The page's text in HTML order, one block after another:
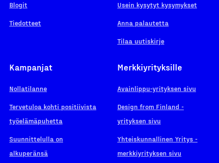
Blogit
Tiedotteet
Usein kysytyt kysymykset
Anna palautetta
Tilaa uutiskirje
Kampanjat
Nollatilanne
Tervetuloa kohti positiivista
työelämäpuhetta
Suunnittelulla on
alkuperänsä
Merkkiyrityksille
Avainlippu-yrityksen sivu
Design from Finland -
yrityksen sivu
Yhteiskunnallinen Yritys -
merkkiyrityksen sivu